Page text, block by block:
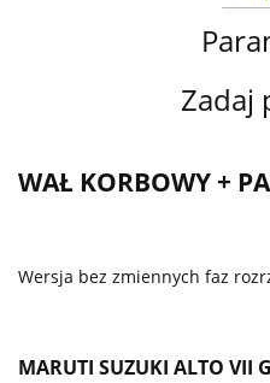
Zadaj
WAŁ KORBOWY +
Wersja bez zmiennych faz
MARUTI SUZUKI ALTO VII